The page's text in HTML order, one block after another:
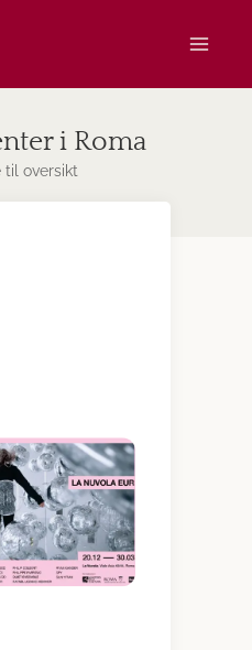
i Roma
til oversikt